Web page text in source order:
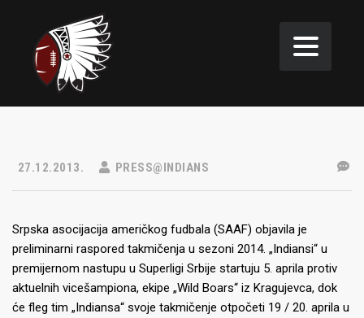
27.12.2013. PRESS@INDIANS
Srpska asocijacija američkog fudbala (SAAF) objavila je
preliminarni raspored takmičenja u sezoni 2014. „Indiansi“ u
premijernom nastupu u Superligi Srbije startuju 5. aprila protiv
aktuelnih vicešampiona, ekipe „Wild Boars“ iz Kragujevca, dok
će fleg tim „Indiansa“ svoje takmičenje otpočeti 19 / 20. aprila u